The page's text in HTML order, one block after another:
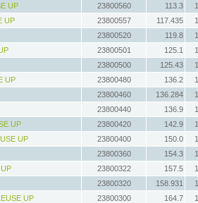
UP
23800560 113.3
UP
23800557 117.435
23800520 119.8
23800501 125.1
23800500 125.43
UP
23800480 136.2
23800460 136.284
23800440 136.9
UP
23800420 142.9
UP
23800400 150.0
23800360 154.3
23800322 157.5
23800320 158.931
UP
23800300 164.7